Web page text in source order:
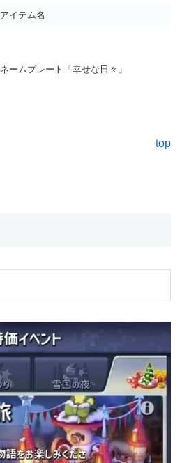
アイテム名
ネームプレート「幸せな日々」
top